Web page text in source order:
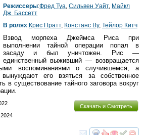
Режиссеры:Фред Туа, Сильвен Уайт, Майкл
Дж. Бассетт
В ролях:Крис Пратт, Констанс Ву, Тейлор Китч
Взвод морпеха Джеймса Риса при
выполнении тайной операции попал в
засаду и был уничтожен. Рис —
единственный выживший — возвращается
воспоминаниями о случившемся, а
его взяться за собственное
в существование тайного заговора вокруг
Скачать и Смотреть